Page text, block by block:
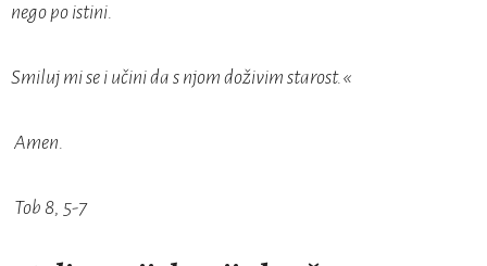
nego po istini.
Smiluj mi se i učini da s njom doživim starost.«
Amen.
Tob 8, 5-7